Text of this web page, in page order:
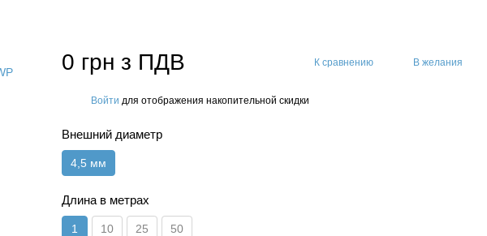
0 грн з ПДВ К сравнению В желания
Войти для отображения накопительной скидки
Внешний диаметр
4,5 мм
Длина в метрах
1 10 25 50